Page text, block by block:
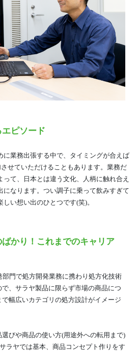
ピソード
に業務出張する中で、タイミングが合えば
せていただけることもあります。業務だ
て、日本とは違う文化、人柄に触れ合え
になります。つい調子に乗って飲みすぎて
い想い出のひとつです(笑)。
かり！これまでのキャリア
部門で処方開発業務に携わり処方化技術
、サラヤ製品に限らず市場の商品につ
幅広いカテゴリの処方設計がイメージ
びや商品の使い方(用途外への転用まで)
ラヤでは基本、商品コンセプト作りをす